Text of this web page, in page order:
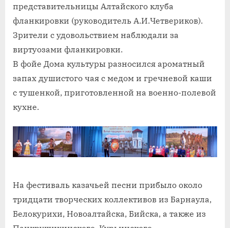
представительницы Алтайского клуба
фланкировки (руководитель А.И.Четвериков).
Зрители с удовольствием наблюдали за
виртуозами фланкировки.
В фойе Дома культуры разносился ароматный
запах душистого чая с медом и гречневой каши
с тушенкой, приготовленной на военно-полевой
кухне.
На фестиваль казачьей песни прибыло около
тридцати творческих коллективов из Барнаула,
Белокурихи, Новоалтайска, Бийска, а также из